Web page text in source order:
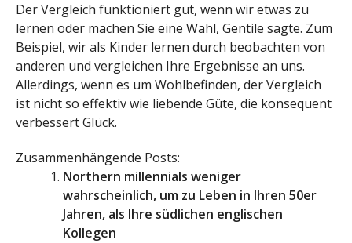
Der Vergleich funktioniert gut, wenn wir etwas zu
lernen oder machen Sie eine Wahl, Gentile sagte. Zum
Beispiel, wir als Kinder lernen durch beobachten von
anderen und vergleichen Ihre Ergebnisse an uns.
Allerdings, wenn es um Wohlbefinden, der Vergleich
ist nicht so effektiv wie liebende Güte, die konsequent
verbessert Glück.
Zusammenhängende Posts:
Northern millennials weniger
wahrscheinlich, um zu Leben in Ihren 50er
Jahren, als Ihre südlichen englischen
Kollegen